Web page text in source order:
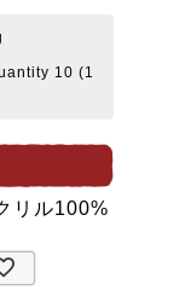
10 (1
リル100%